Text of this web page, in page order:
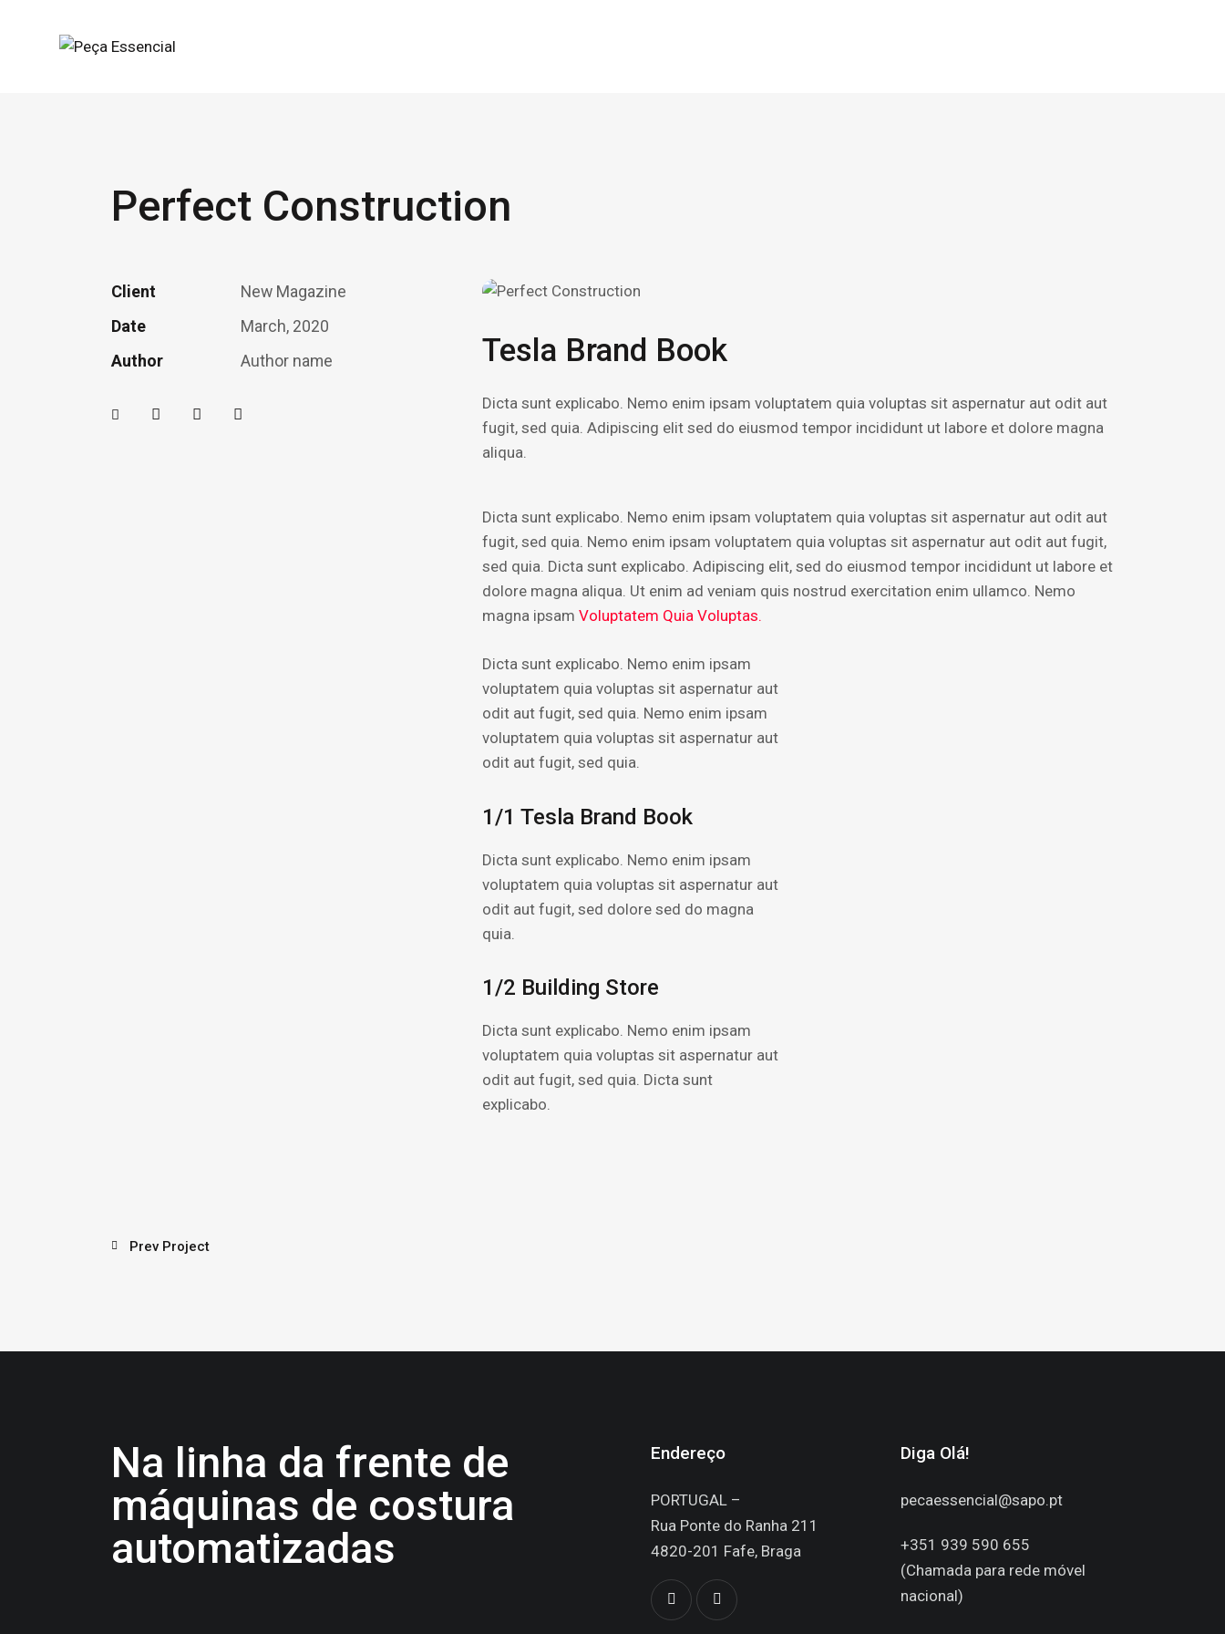
Perfect Construction
Client
New Magazine
Date
March, 2020
Author
Author name Tesla Brand Book
Dicta sunt explicabo. Nemo enim ipsam voluptatem quia voluptas sit aspernatur aut odit aut
fugit, sed quia. Adipiscing elit sed do eiusmod tempor incididunt ut labore et dolore magna
aliqua.
Dicta sunt explicabo. Nemo enim ipsam voluptatem quia voluptas sit aspernatur aut odit aut
fugit, sed quia. Nemo enim ipsam voluptatem quia voluptas sit aspernatur aut odit aut fugit,
sed quia. Dicta sunt explicabo. Adipiscing elit, sed do eiusmod tempor incididunt ut labore et
dolore magna aliqua. Ut enim ad veniam quis nostrud exercitation enim ullamco. Nemo
magna ipsam Voluptatem Quia Voluptas.
Dicta sunt explicabo. Nemo enim ipsam
voluptatem quia voluptas sit aspernatur aut
odit aut fugit, sed quia. Nemo enim ipsam
voluptatem quia voluptas sit aspernatur aut
odit aut fugit, sed quia.
1/1 Tesla Brand Book
Dicta sunt explicabo. Nemo enim ipsam
voluptatem quia voluptas sit aspernatur aut
odit aut fugit, sed dolore sed do magna
quia.
1/2 Building Store
Dicta sunt explicabo. Nemo enim ipsam
voluptatem quia voluptas sit aspernatur aut
odit aut fugit, sed quia. Dicta sunt
explicabo.
Prev Project
Na linha da frente de
máquinas de costura
automatizadas
Endereço
PORTUGAL –
Rua Ponte do Ranha 211
4820-201 Fafe, Braga
Diga Olá!
pecaessencial@sapo.pt
+351 939 590 655
(Chamada para rede móvel
nacional)